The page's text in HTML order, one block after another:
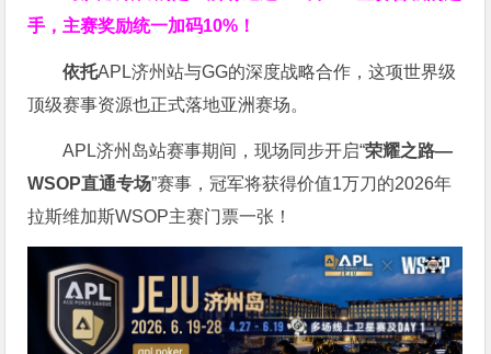
手，主赛奖励统一加码10% ！
依托APL济州站与GG的深度战略合作，这项世界级
顶级赛事资源也正式落地亚洲赛场。
APL济州岛站赛事期间，现场同步开启“荣耀之路—
WSOP直通专场”赛事，冠军将获得价值1万刀的2026年
拉斯维加斯WSOP主赛门票一张！